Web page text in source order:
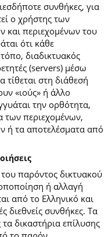
συνθήκες, για
ο χρήστης των
και περιεχομένων του
ότι κάθε
διαδικτυακός
(servers) μέσω
στη διάθεσή
«ιούς» ή άλλο
την ορθότητα,
των περιεχομένων,
ή τα αποτελέσματα από
παρόντος δικτυακού
ή αλλαγή
από το Ελληνικό και
διεθνείς συνθήκες. Τα
δικαστήρια επίλυσης